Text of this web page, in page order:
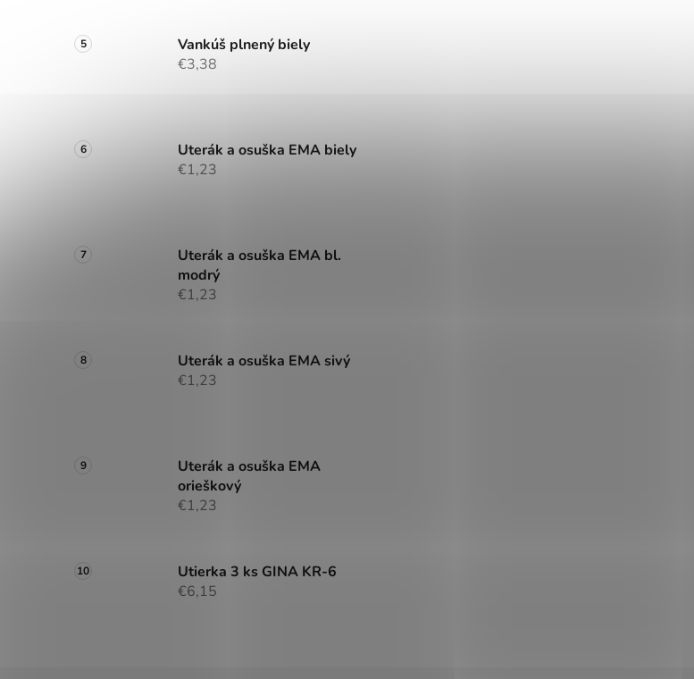
Vankúš plnený biely
€3,38
Uterák a osuška EMA biely
€1,23
Uterák a osuška EMA bl.
modrý
€1,23
Uterák a osuška EMA sivý
€1,23
Uterák a osuška EMA
orieškový
€1,23
Utierka 3 ks GINA KR-6
€6,15